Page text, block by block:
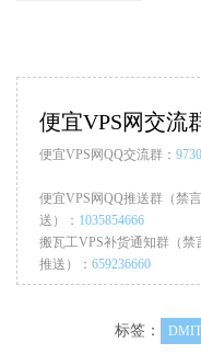
便宜VPS网交流
便宜VPS网QQ交流群：
便宜VPS网QQ推送群（禁
送）： 1035854666
搬瓦工VPS补货通知群（禁
推送）： 659236660
标签： DMIT